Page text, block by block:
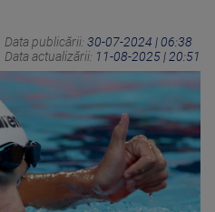
Data publicării: 30-07-2024 | 06:38
Data actualizării: 11-08-2025 | 20:51